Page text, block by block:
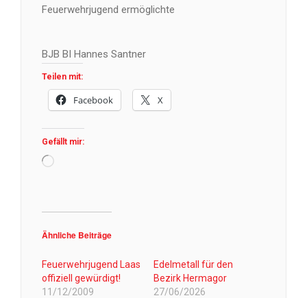
Feuerwehrjugend ermöglichte
BJB BI Hannes Santner
Teilen mit:
Facebook X
Gefällt mir:
Wird
Ähnliche Beiträge
Feuerwehrjugend Laas
offiziell gewürdigt!
11/12/2009
Edelmetall für den
Bezirk Hermagor
27/06/2026